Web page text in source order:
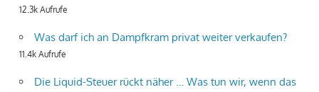
12.3k Aufrufe
Was darf ich an Dampfkram privat weiter verkaufen?
11.4k Aufrufe
Die Liquid-Steuer rückt näher … Was tun wir, wenn das